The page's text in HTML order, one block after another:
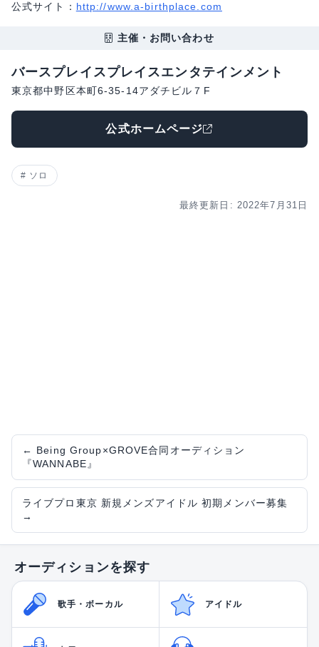
公式サイト： http://www.a-birthplace.com
主催・お問い合わせ
バースプレイスプレイスエンタテインメント
東京都中野区本町6-35-14アダチビル７F
公式ホームページ
ソロ
最終更新日: 2022年7月31日
← Being Group×GROVE合同オーディション
『WANNABE』
ライブプロ東京 新規メンズアイドル 初期メンバー募集
→
オーディションを探す
歌手・ボーカル アイドル